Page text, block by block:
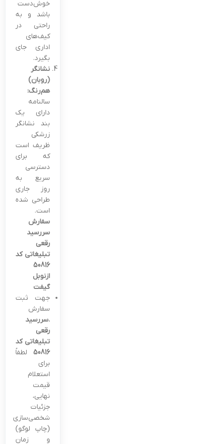
خوش‌دست
باشد و به
راحتی در
کیف‌های
اداری جای
بگیرد.
نشانگر
(روبان)
هم‌رنگ:
سالنامه
دارای یک
بند نشانگر
زرشکی
ظریف است
که برای
دسترسی
سریع به
روز جاری
طراحی شده
است.
سفارش
سررسید
رقعی
تبلیغاتی کد
50816
ازنوبل
گیفت
جهت ثبت
سفارش
،سررسید
رقعی
تبلیغاتی کد
50816
لطفاً
برای
استعلام
قیمت
نهایی،
جزئیات
شخصی‌سازی
(چاپ لوگو)
و زمان